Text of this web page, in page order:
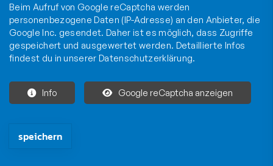
Beim Aufruf von Google reCaptcha werden
personenbezogene Daten (IP-Adresse) an den Anbieter, die
Google Inc. gesendet. Daher ist es möglich, dass Zugriffe
gespeichert und ausgewertet werden. Detaillierte Infos
findest du in unsererDatenschutzerklärung.
Info Google reCaptcha anzeigen